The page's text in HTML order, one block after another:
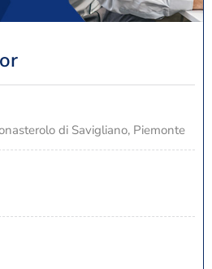
di Savigliano, Piemonte